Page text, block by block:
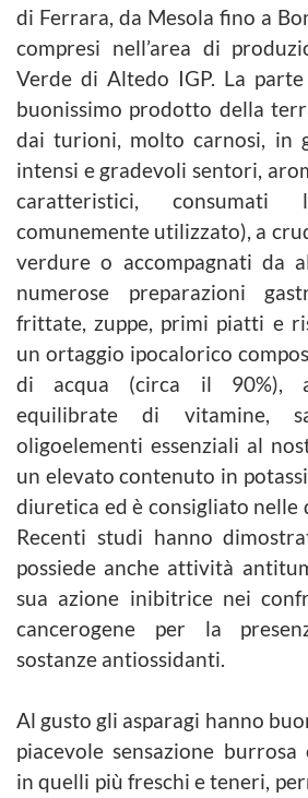
di Ferrara, da Mesola fino a
compresi nell’area di
Verde di Altedo IGP. La
buonissimo prodotto della
dai turioni, molto carnosi, in
intensi e gradevoli sentori,
caratteristici, consumati
comunemente utilizzato), a
verdure o accompagnati da
numerose preparazioni
frittate, zuppe, primi piatti e
un ortaggio ipocalorico
di acqua (circa il 90%),
equilibrate di vitamine,
oligoelementi essenziali al
un elevato contenuto in
diuretica ed è consigliato nelle
Recenti studi hanno
possiede anche attività
sua azione inibitrice nei
cancerogene per la
sostanze antiossidanti.
Al gusto gli asparagi hanno
piacevole sensazione burrosa
in quelli più freschi e teneri,